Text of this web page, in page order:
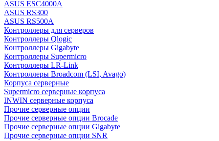
ASUS ESC4000A
ASUS RS300
ASUS RS500A
Контроллеры для серверов
Контроллеры Qlogic
Контроллеры Gigabyte
Контроллеры Supermicro
Контроллеры LR-Link
Контроллеры Broadcom (LSI, Avago)
Корпуса серверные
Supermicro серверные корпуса
INWIN серверные корпуса
Прочие серверные опции
Прочие серверные опции Brocade
Прочие серверные опции Gigabyte
Прочие серверные опции SNR